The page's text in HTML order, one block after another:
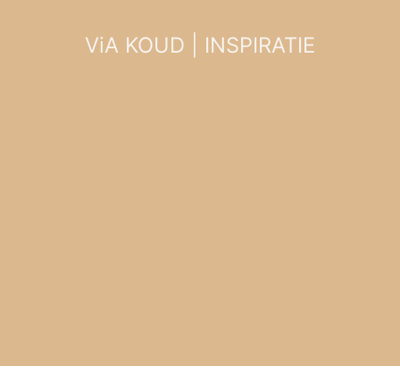
ViA KOUD | INSPIRATIE